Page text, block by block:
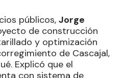
públicos, Jorge
de construcción
y optimización
de Cascajal,
Explicó que el
con sistema de